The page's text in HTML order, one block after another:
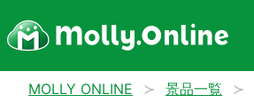
MOLLY ONLINE 景品一覧